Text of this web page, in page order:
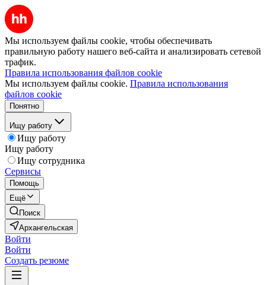
Мы используем файлы cookie, чтобы обеспечивать
правильную работу нашего веб-сайта и анализировать сетевой
трафик.
Правила использования файлов cookie
Мы используем файлы cookie. Правила использования
файлов cookie
Понятно
Ищу работу
Ищу работу
Ищу работу
Ищу сотрудника
Сервисы
Помощь
Ещё
Поиск
Архангельская
Войти
Войти
Создать резюме